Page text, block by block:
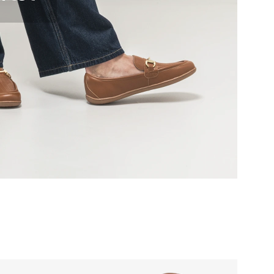
Bedingungenund deren
Bedingungen